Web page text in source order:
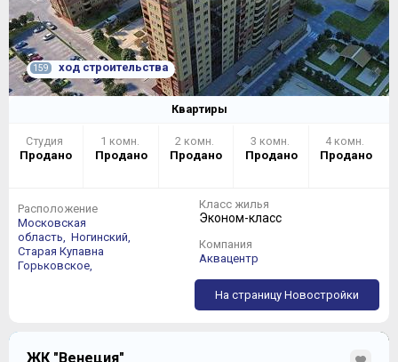
159 ход строительства
Квартиры
Студия
Продано
1 комн.
Продано
2 комн.
Продано
3 комн.
Продано
4 комн.
Продано
Расположение
Московская
область, Ногинский,
Старая Купавна
Горьковское,
Класс жилья
Эконом-класс
Компания
Аквацентр
На страницу Новостройки
ЖК "Венеция"